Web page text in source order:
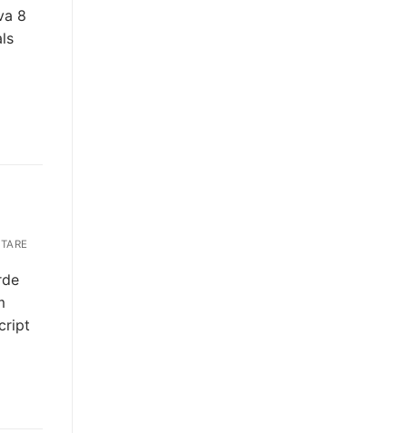
8